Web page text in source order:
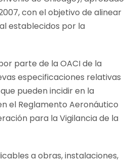
con el objetivo de alinear
establecidos por la
parte de la OACI de la
especificaciones relativas
pueden incidir en la
el Reglamento Aeronáutico
para la Vigilancia de la
a obras, instalaciones,